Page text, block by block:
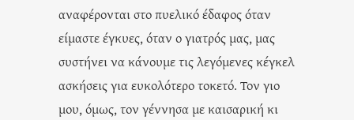
αναφέρονται στο πυελικό έδαφος όταν
είμαστε έγκυες, όταν ο γιατρός μας, μας
συστήνει να κάνουμε τις λεγόμενες κέγκελ
ασκήσεις για ευκολότερο τοκετό. Τον γιο
μου, όμως, τον γέννησα με καισαρική κι